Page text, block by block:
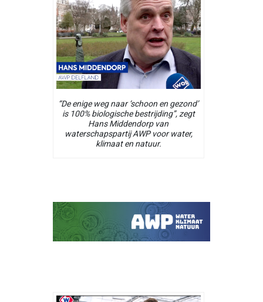
“De enige weg naar ‘schoon en gezond’
is 100% biologische bestrijding”, zegt
Hans Middendorp van
waterschapspartij AWP voor water,
klimaat en natuur.